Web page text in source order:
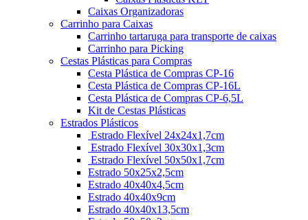
Caixas Organizadoras
Carrinho para Caixas
Carrinho tartaruga para transporte de caixas
Carrinho para Picking
Cestas Plásticas para Compras
Cesta Plástica de Compras CP-16
Cesta Plástica de Compras CP-16L
Cesta Plástica de Compras CP-6,5L
Kit de Cestas Plásticas
Estrados Plásticos
Estrado Flexível 24x24x1,7cm
Estrado Flexível 30x30x1,3cm
Estrado Flexível 50x50x1,7cm
Estrado 50x25x2,5cm
Estrado 40x40x4,5cm
Estrado 40x40x9cm
Estrado 40x40x13,5cm